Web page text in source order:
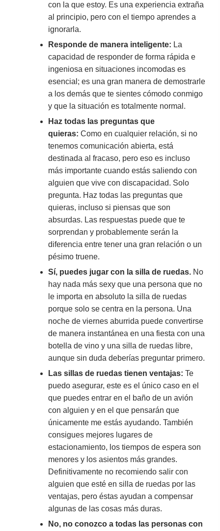
con la que estoy. Es una experiencia extraña
al principio, pero con el tiempo aprendes a
ignorarla.
Responde de manera inteligente: La
capacidad de responder de forma rápida e
ingeniosa en situaciones incomodas es
esencial; es una gran manera de demostrarle
a los demás que te sientes cómodo conmigo
y que la situación es totalmente normal.
Haz todas las preguntas que
quieras: Como en cualquier relación, si no
tenemos comunicación abierta, está
destinada al fracaso, pero eso es incluso
más importante cuando estás saliendo con
alguien que vive con discapacidad. Solo
pregunta. Haz todas las preguntas que
quieras, incluso si piensas que son
absurdas. Las respuestas puede que te
sorprendan y probablemente serán la
diferencia entre tener una gran relación o un
pésimo truene.
Sí, puedes jugar con la silla de ruedas. No
hay nada más sexy que una persona que no
le importa en absoluto la silla de ruedas
porque solo se centra en la persona. Una
noche de viernes aburrida puede convertirse
de manera instantánea en una fiesta con una
botella de vino y una silla de ruedas libre,
aunque sin duda deberías preguntar primero.
Las sillas de ruedas tienen ventajas: Te
puedo asegurar, este es el único caso en el
que puedes entrar en el baño de un avión
con alguien y en el que pensarán que
únicamente me estás ayudando. También
consigues mejores lugares de
estacionamiento, los tiempos de espera son
menores y los asientos más grandes.
Definitivamente no recomiendo salir con
alguien que esté en silla de ruedas por las
ventajas, pero éstas ayudan a compensar
algunas de las cosas más duras.
No, no conozco a todas las personas con